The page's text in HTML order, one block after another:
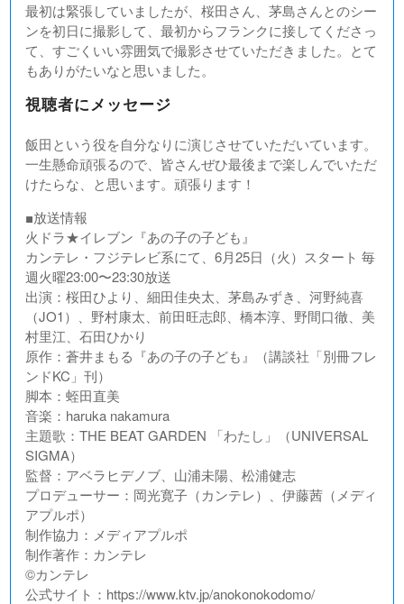
最初は緊張していましたが、桜田さん、茅島さんとのシー
ンを初日に撮影して、最初からフランクに接してくださっ
て、すごくいい雰囲気で撮影させていただきました。とて
もありがたいなと思いました。
視聴者にメッセージ
飯田という役を自分なりに演じさせていただいています。
一生懸命頑張るので、皆さんぜひ最後まで楽しんでいただ
けたらな、と思います。頑張ります！
■放送情報
火ドラ★イレブン『あの子の子ども』
カンテレ・フジテレビ系にて、6月25日（火）スタート 毎
週火曜23:00〜23:30放送
出演：桜田ひより、細田佳央太、茅島みずき、河野純喜
（JO1）、野村康太、前田旺志郎、橋本淳、野間口徹、美
村里江、石田ひかり
原作：蒼井まもる『あの子の子ども』（講談社「別冊フレ
ンドKC」刊）
脚本：蛭田直美
音楽：haruka nakamura
主題歌：THE BEAT GARDEN 「わたし」（UNIVERSAL
SIGMA）
監督：アベラヒデノブ、山浦未陽、松浦健志
プロデューサー：岡光寛子（カンテレ）、伊藤茜（メディ
アプルポ）
制作協力：メディアプルポ
制作著作：カンテレ
©︎カンテレ
公式サイト：https://www.ktv.jp/anokonokodomo/